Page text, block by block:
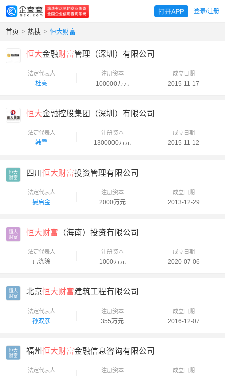
登录/注册
首页 > 热搜 > 恒大财富
恒大金融财富管理（深圳）有限公司
法定代表人
杜亮
注册资本
100000万元
成立日期
2015-11-17
恒大金融控股集团（深圳）有限公司
法定代表人
韩雪
注册资本
1300000万元
成立日期
2015-11-12
恒大
财富
四川恒大财富投资管理有限公司
法定代表人
晏启金
注册资本
2000万元
成立日期
2013-12-29
恒大
财富
恒大财富 （海南）投资有限公司
法定代表人
已涤除
注册资本
1000万元
成立日期
2020-07-06
恒大
财富
北京恒大财富建筑工程有限公司
法定代表人
孙双彦
注册资本
355万元
成立日期
2016-12-07
恒大
财富
福州恒大财富金融信息咨询有限公司
法定代表人 注册资本 成立日期